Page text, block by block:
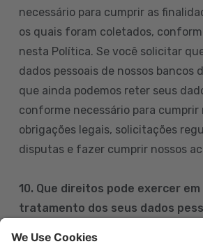
necessário para cumprir as
os quais foram coletados,
nesta Política. Se você solicitar
dados pessoais de nossos bancos
que ainda podemos reter seus
conforme necessário para cumprir
obrigações legais, solicitações
disputas e fazer cumprir nossos
10. Que direitos pode exercer
tratamento dos seus dados